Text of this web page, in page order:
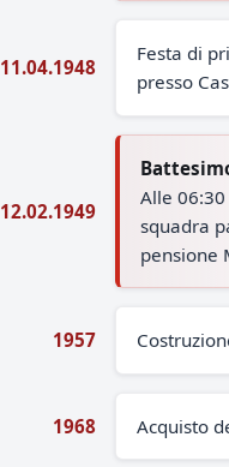
11.04.1948
Festa di
presso
12.02.1949
Alle
squadra
pensione
1957
1968 Acquisto